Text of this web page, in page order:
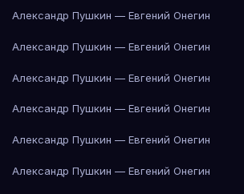
Александр Пушкин — Евгений Онегин
Александр Пушкин — Евгений Онегин
Александр Пушкин — Евгений Онегин
Александр Пушкин — Евгений Онегин
Александр Пушкин — Евгений Онегин
Александр Пушкин — Евгений Онегин